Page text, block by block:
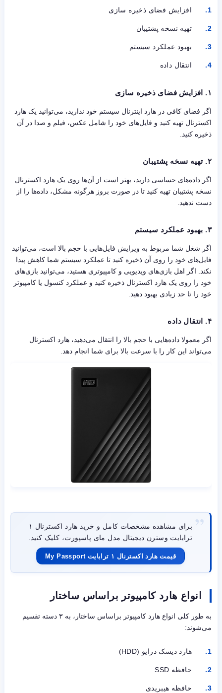
افزایش فضای ذخیره سازی
تهیه نسخه پشتیبان
بهبود عملکرد سیستم
انتقال داده
۱. افزایش فضای ذخیره سازی
اگر فضای کافی در هارد اینترنال سیستم خود ندارید، می‌توانید یک هارد
اکسترنال تهیه کنید و فایل‌های خود را شامل عکس، فیلم و صدا در آن
ذخیره کنید.
۲. تهیه نسخه پشتیبان
اگر داده‌های حساسی دارید، بهتر است از آن‌ها روی یک هارد اکسترنال
نسخه پشتیبان تهیه کنید تا در صورت بروز هرگونه مشکل، داده‌ها را از
دست ندهید.
۳. بهبود عملکرد سیستم
اگر شغل شما مربوط به ویرایش فایل‌هایی با حجم بالا است، می‌توانید
فایل‌های خود را روی آن ذخیره کنید تا عملکرد سیستم شما کاهش پیدا
نکند. اگر اهل بازی‌های ویدیویی و کامپیوتری هستید، می‌توانید بازی‌های
خود را روی یک هارد اکسترنال ذخیره کنید و عملکرد کنسول یا کامپیوتر
خود را تا حد زیادی بهبود دهید.
۴. انتقال داده
اگر معمولا داده‌هایی با حجم بالا را انتقال می‌دهید، هارد اکسترنال
می‌تواند این کار را با سرعت بالا برای شما انجام دهد.
برای مشاهده مشخصات کامل و خرید هارد اکسترنال ۱
ترابایت وسترن دیجیتال مدل مای پاسپورت، کلیک کنید.
قیمت هارد اکسترنال ۱ ترابایت My Passport
انواع هارد کامپیوتر براساس ساختار
به طور کلی انواع هارد کامپیوتر براساس ساختار، به ۳ دسته تقسیم
می‌شوند:
هارد دیسک درایو (HDD)
حافظه SSD
حافظه هیبریدی